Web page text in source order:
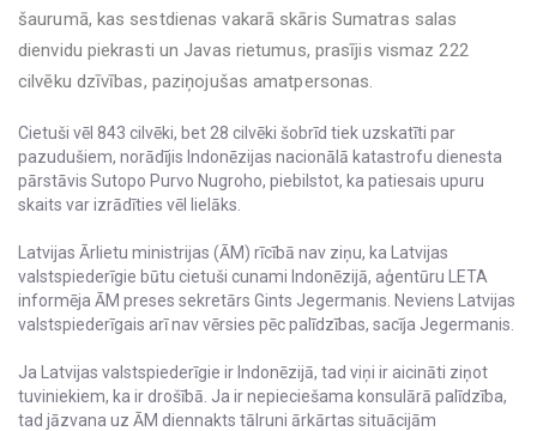
šaurumā, kas sestdienas vakarā skāris Sumatras salas
dienvidu piekrasti un Javas rietumus, prasījis vismaz 222
cilvēku dzīvības, paziņojušas amatpersonas.
Cietuši vēl 843 cilvēki, bet 28 cilvēki šobrīd tiek uzskatīti par
pazudušiem, norādījis Indonēzijas nacionālā katastrofu dienesta
pārstāvis Sutopo Purvo Nugroho, piebilstot, ka patiesais upuru
skaits var izrādīties vēl lielāks.
Latvijas Ārlietu ministrijas (ĀM) rīcībā nav ziņu, ka Latvijas
valstspiederīgie būtu cietuši cunami Indonēzijā, aģentūru LETA
informēja ĀM preses sekretārs Gints Jegermanis. Neviens Latvijas
valstspiederīgais arī nav vērsies pēc palīdzības, sacīja Jegermanis.
Ja Latvijas valstspiederīgie ir Indonēzijā, tad viņi ir aicināti ziņot
tuviniekiem, ka ir drošībā. Ja ir nepieciešama konsulārā palīdzība,
tad jāzvana uz ĀM diennakts tālruni ārkārtas situācijām